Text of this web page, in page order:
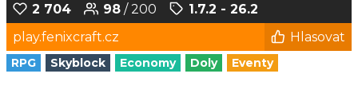
2 704 98 / 200
1.7.2 - 26.2
play.fenixcraft.cz
Hlasovat
RPG Skyblock Economy Doly Eventy